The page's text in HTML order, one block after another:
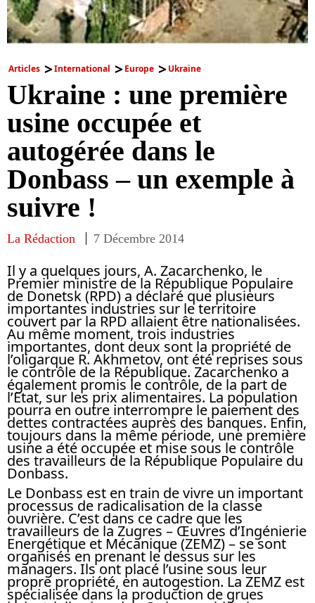
Articles International Europe Ukraine
Ukraine : une première
usine occupée et
autogérée dans le
Donbass – un exemple à
suivre !
La Rédaction 7 Décembre 2014
Il y a quelques jours, A. Zacarchenko, le
Premier ministre de la République Populaire
de Donetsk (RPD) a déclaré que plusieurs
importantes industries sur le territoire
couvert par la RPD allaient être nationalisées.
Au même moment, trois industries
importantes, dont deux sont la propriété de
l’oligarque R. Akhmetov, ont été reprises sous
le contrôle de la République. Zacarchenko a
également promis le contrôle, de la part de
l’Etat, sur les prix alimentaires. La population
pourra en outre interrompre le paiement des
dettes contractées auprès des banques. Enfin,
toujours dans la même période, une première
usine a été occupée et mise sous le contrôle
des travailleurs de la République Populaire du
Donbass.
Le Donbass est en train de vivre un important
processus de radicalisation de la classe
ouvrière. C’est dans ce cadre que les
travailleurs de la Zugres – Œuvres d’Ingénierie
Energétique et Mécanique (ZEMZ) – se sont
organisés en prenant le dessus sur les
managers. Ils ont placé l’usine sous leur
propre propriété, en autogestion. La ZEMZ est
spécialisée dans la production de grues